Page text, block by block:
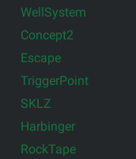
WellSystem
Concept2
Escape
TriggerPoint
SKLZ
Harbinger
RockTape